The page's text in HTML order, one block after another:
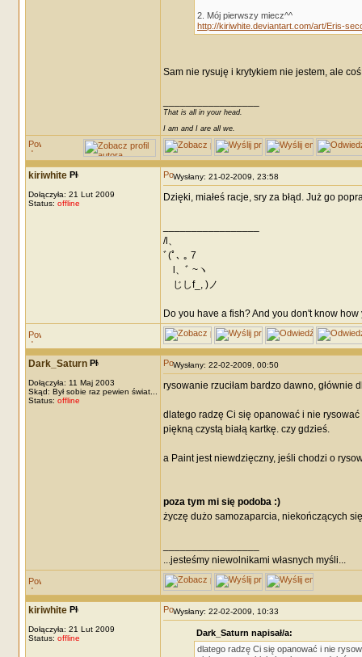
2. Mój pierwszy miecz^^
http://kiriwhite.deviantart.com/art/Eris-
Sam nie rysuję i krytykiem nie jestem, ale
That is all in your head.
I am and I are all we.
kiriwhite
Dołączyła: 21 Lut 2009
Status: offline
Wysłany: 21-02-2009, 23:58
Dzięki, miałeś racje, sry za błąd. Już go
/l、
ﾞ(ﾟ､ ｡ 7
l、ﾞ ~ヽ
じしf_, )ノ
Do you have a fish? And you don't know
Dark_Saturn
Dołączyła: 11 Maj 2003
Skąd: Był sobie raz pewien świat...
Status: offline
Wysłany: 22-02-2009, 00:50
rysowanie rzuciłam bardzo dawno, głównie
dlatego radzę Ci się opanować i nie
piękną czystą białą kartkę. czy gdzieś.
a Paint jest niewdzięczny, jeśli chodzi o
poza tym mi się podoba :)
życzę dużo samozaparcia, niekończących
...jesteśmy niewolnikami własnych myśli...
kiriwhite
Dołączyła: 21 Lut 2009
Status: offline
Wysłany: 22-02-2009, 10:33
Dark_Saturn napisał/a:
dlatego radzę Ci się opanować i nie